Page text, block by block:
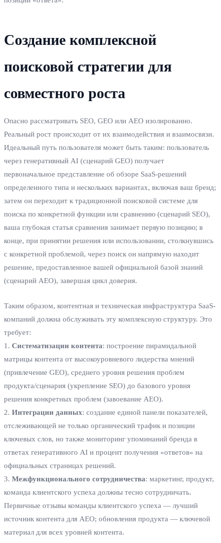
Создание комплексной
поисковой стратегии для
совместного роста
Опасно рассматривать SEO, GEO или AEO изолированно.
Реальный рост происходит от их взаимодействия и взаимосвязи.
Идеальный путь пользователя может быть таким: пользователь
через генеративный AI (сценарий GEO) получает
первоначальное представление об обзоре SaaS-решений
определенного типа и нескольких вариантах, включая ваш бренд;
затем он переходит к традиционной поисковой системе для
поиска по конкретной функции или сравнению (сценарий SEO),
ваша глубокая статья сравнения занимает первую позицию; в
конце, при принятии решения или использовании, столкнувшись
с конкретной проблемой, через поиск он напрямую находит
решение, предоставленное вашей официальной базой знаний
(сценарий AEO), завершая цикл доверия.
Таким образом, контентная и техническая инфраструктура SaaS-
компаний должна обслуживать эту комплексную структуру. Это
требует:
1. Систематизации контента: построение пирамидальной
матрицы контента от высокоуровневого лидерства мнений
(привлечение GEO), среднего уровня решения проблем
продукта/сценария (укрепление SEO) до базового уровня
решения конкретных проблем (завоевание AEO).
2. Интеграции данных: создание единой панели показателей,
отслеживающей не только органический трафик и позиции
ключевых слов, но также мониторинг упоминаний бренда в
ответах генеративного AI и процент получения «ответов» на
официальных страницах решений.
3. Межфункционального сотрудничества: маркетинг, продукт,
команда клиентского успеха должны тесно сотрудничать.
Первичные отзывы команды клиентского успеха — лучший
источник контента для AEO; обновления продукта — ключевой
материал для всех уровней контента.